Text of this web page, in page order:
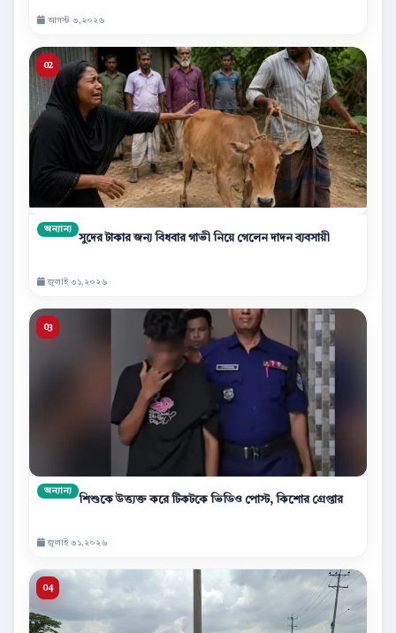
আগস্ট ৩,২০২৬
অন্যান্য
সুদের টাকার জন্য বিধবার গাভী নিয়ে গেলেন দাদন ব্যবসায়ী
জুলাই ৩১,২০২৬
অন্যান্য
শিশুকে উত্ত্যক্ত করে টিকটকে ভিডিও পোস্ট, কিশোর গ্রেপ্তার
জুলাই ৩১,২০২৬